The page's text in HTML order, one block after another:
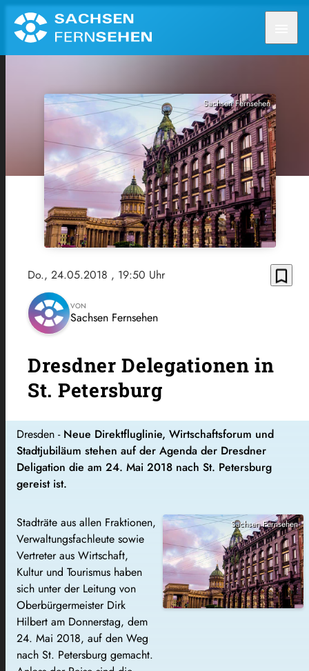
Sachsen Fernsehen
Do., 24.05.2018 , 19:50 Uhr bookmark_border
VON
Sachsen Fernsehen
Dresdner Delegationen in
St. Petersburg
Dresden - Neue Direktfluglinie, Wirtschaftsforum und
Stadtjubiläum stehen auf der Agenda der Dresdner
Deligation die am 24. Mai 2018 nach St. Petersburg
gereist ist.
Stadträte aus allen Fraktionen,
Verwaltungsfachleute sowie
Vertreter aus Wirtschaft,
Kultur und Tourismus haben
sich unter der Leitung von
Oberbürgermeister Dirk
Hilbert am Donnerstag, dem
24. Mai 2018, auf den Weg
nach St. Petersburg gemacht.
Sachsen Fernsehen